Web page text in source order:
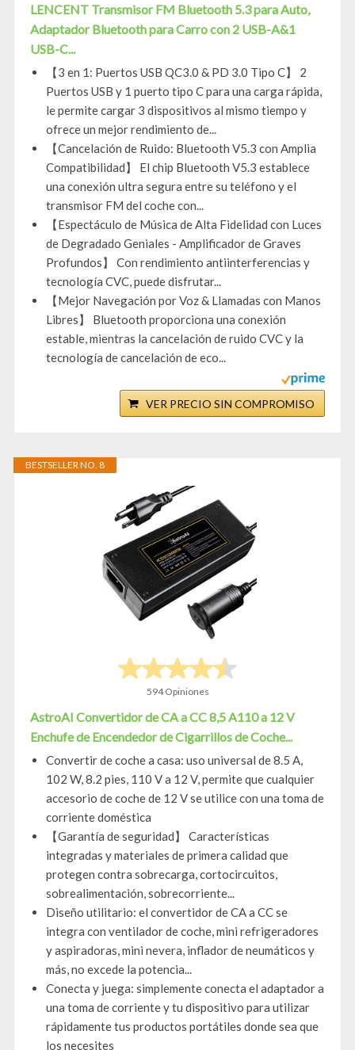
LENCENT Transmisor FM Bluetooth 5.3 para Auto,
Adaptador Bluetooth para Carro con 2 USB-A&1
USB-C...
【3 en 1: Puertos USB QC3.0 & PD 3.0 Tipo C】 2
Puertos USB y 1 puerto tipo C para una carga rápida,
le permite cargar 3 dispositivos al mismo tiempo y
ofrece un mejor rendimiento de...
【Cancelación de Ruido: Bluetooth V5.3 con Amplia
Compatibilidad】 El chip Bluetooth V5.3 establece
una conexión ultra segura entre su teléfono y el
transmisor FM del coche con...
【Espectáculo de Música de Alta Fidelidad con Luces
de Degradado Geniales - Amplificador de Graves
Profundos】 Con rendimiento antiinterferencias y
tecnología CVC, puede disfrutar...
【Mejor Navegación por Voz & Llamadas con Manos
Libres】 Bluetooth proporciona una conexión
estable, mientras la cancelación de ruido CVC y la
tecnología de cancelación de eco...
VER PRECIO SIN COMPROMISO
BESTSELLER NO. 8
594 Opiniones
AstroAI Convertidor de CA a CC 8,5 A110 a 12 V
Enchufe de Encendedor de Cigarrillos de Coche...
Convertir de coche a casa: uso universal de 8.5 A,
102 W, 8.2 pies, 110 V a 12 V, permite que cualquier
accesorio de coche de 12 V se utilice con una toma de
corriente doméstica
【Garantía de seguridad】 Características
integradas y materiales de primera calidad que
protegen contra sobrecarga, cortocircuitos,
sobrealimentación, sobrecorriente...
Diseño utilitario: el convertidor de CA a CC se
integra con ventilador de coche, mini refrigeradores
y aspiradoras, mini nevera, inflador de neumáticos y
más, no excede la potencia...
Conecta y juega: simplemente conecta el adaptador a
una toma de corriente y tu dispositivo para utilizar
rápidamente tus productos portátiles donde sea que
los necesites